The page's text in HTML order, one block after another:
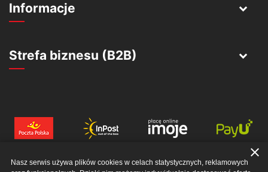
Informacje
Strefa biznesu (B2B)
Nasz serwis używa plików cookies w celach statystycznych, reklamowych
close